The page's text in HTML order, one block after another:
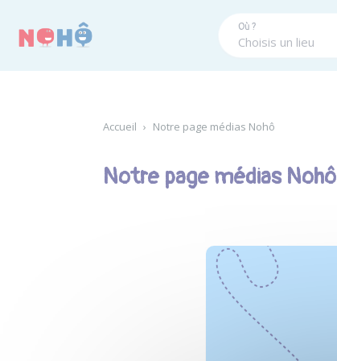
Où ?
Accueil › Notre page médias Nohô
Notre page médias Nohô